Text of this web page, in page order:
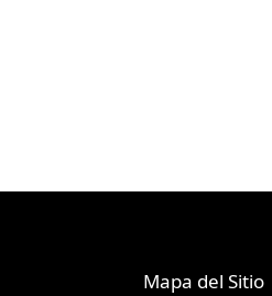
Mapa del Sitio